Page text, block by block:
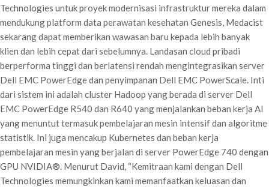
Technologies untuk proyek modernisasi infrastruktur mereka dalam
mendukung platform data perawatan kesehatan Genesis, Medacist
sekarang dapat memberikan wawasan baru kepada lebih banyak
klien dan lebih cepat dari sebelumnya. Landasan cloud pribadi
berperforma tinggi dan berlatensi rendah mengintegrasikan server
Dell EMC PowerEdge dan penyimpanan Dell EMC PowerScale. Inti
dari sistem ini adalah cluster Hadoop yang berada di server Dell
EMC PowerEdge R540 dan R640 yang menjalankan beban kerja AI
yang menuntut termasuk pembelajaran mesin intensif dan algoritme
statistik. Ini juga mencakup Kubernetes dan beban kerja
pembelajaran mesin yang berjalan di server PowerEdge 740 dengan
GPU NVIDIA®. Menurut David, “Kemitraan kami dengan Dell
Technologies memungkinkan kami memanfaatkan keluasan dan